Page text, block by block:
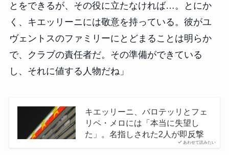
とをできるが、その役に立たなければ…。とにか
く、キエッリーニには敬意を持っている。彼がユ
ヴェントスのファミリーにとどまることは明らか
で、クラブの責任者だ。その準備ができている
し、それに値する人物だね」
あわせて読みたい
キエッリーニ、バロテッリとフェ
リペ・メロには「本当に失望し
た」。名指しされた2人が即反撃